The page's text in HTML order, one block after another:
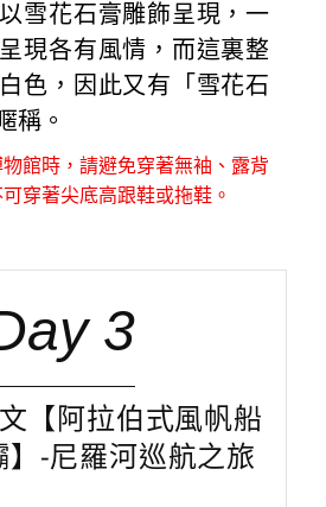
雪花石膏雕飾呈現，一
現各有風情，而這裏整
色，因此又有「雪花石
稱。
館時，請避免穿著無袖、露背
穿著尖底高跟鞋或拖鞋。
3
【阿拉伯式風帆船
-尼羅河巡航之旅